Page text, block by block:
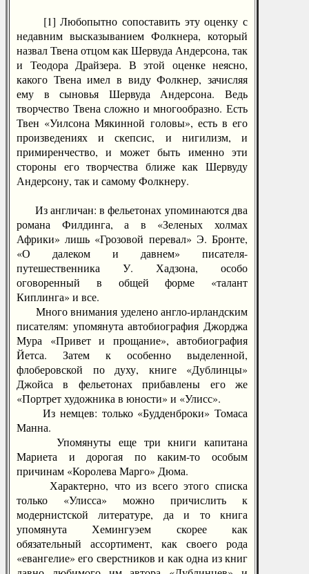
[1] Любопытно сопоставить эту оценку с
недавним высказыванием Фолкнера, который
назвал Твена отцом как Шервуда Андерсона, так
и Теодора Драйзера. В этой оценке неясно,
какого Твена имел в виду Фолкнер, зачисляя
ему в сыновья Шервуда Андерсона. Ведь
творчество Твена сложно и многообразно. Есть
Твен «Уилсона Мякинной головы», есть в его
произведениях и скепсис, и нигилизм, и
примиренчество, и может быть именно эти
стороны его творчества ближе как Шервуду
Андерсону, так и самому Фолкнеру.
Из англичан: в фельетонах упоминаются два
романа Филдинга, а в «Зеленых холмах
Африки» лишь «Грозовой перевал» Э. Бронте,
«О далеком и давнем» писателя-
путешественника У. Хадзона, особо
оговоренный в общей форме «талант
Киплинга» и все.
Много внимания уделено англо-ирландским
писателям: упомянута автобиография Джорджа
Мура «Привет и прощание», автобиография
Йетса. Затем к особенно выделенной,
флоберовской по духу, книге «Дублинцы»
Джойса в фельетонах прибавлены его же
«Портрет художника в юности» и «Улисс».
Из немцев: только «Будденброки» Томаса
Манна.
Упомянуты еще три книги капитана
Мариета и дорогая по каким-то особым
причинам «Королева Марго» Дюма.
Характерно, что из всего этого списка
только «Улисса» можно причислить к
модернистской литературе, да и то книга
упомянута Хемингуэем скорее как
обязательный ассортимент, как своего рода
«евангелие» его сверстников и как одна из книг